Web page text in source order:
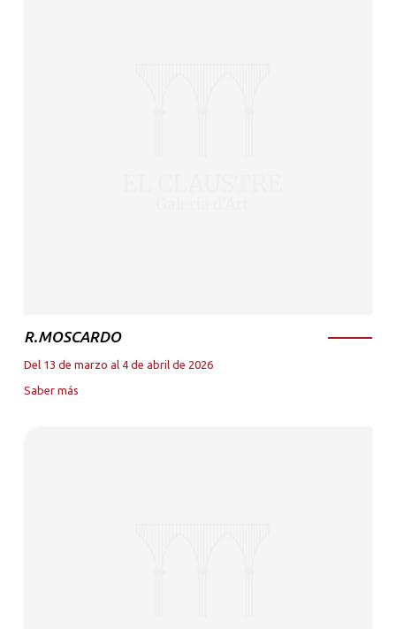
R.MOSCARDO
Del 13 de marzo al 4 de abril de 2026
Saber más